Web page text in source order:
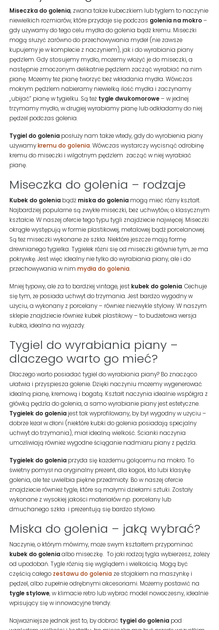
Miseczka do golenia, zwana także kubeczkiem lub tyglem to naczynie
niewielkich rozmiarów, które przydaje się podczas golenia na mokro–
gdy używamy do tego celu mydła do golenia bądź kremu. Miseczki
mogą służyć zarówno do przechowywania mydeł (nie zawsze
kupujemy je w komplecie z naczyniem), jak i do wyrabiania piany
pędzlem. Gdy stosujemy mydło, możemy włożyć je do miseczki, a
następnie zmoczonym delikatnie pędzlem zacząć wyrabiać na nim
pianę. Możemy też pianę tworzyć bez wkładania mydła. Wówczas
mokrym pędzlem nabieramy niewielką ilość mydła i zaczynamy
„ubijać” pianę w tygielku. Są też tygle dwukomorowe– w jednej
trzymamy mydło, w drugiej wyrabiamy pianę lub odkładamy do niej
pędzel podczas golenia.
Tygiel do golenia posłuży nam także wtedy, gdy do wyrobienia piany
używamykremu do golenia. Wówczas wystarczy wycisnąć odrobinę
kremu do miseczki i wilgotnym pędzlem zacząć w niej wyrabiać
pianę.
Miseczka do golenia – rodzaje
Kubek do golenia bądź miska do golenia mogą mieć różny kształt.
Najbardziej popularne są zwykłe miseczki, bez uchwytów, o klasycznym
kształcie. W naszej ofercie tego typu tygli znajdziecie najwięcej. Miseczki
okrągłe występują w formie plastikowej, metalowej bądź porcelanowej.
Są też miseczki wykonane ze szkła. Niektóre jeszcze mają formę
drewnianego tygielka. Tygielek różni się od miseczki głównie tym, że ma
pokrywkę. Jest więc idealny nie tylko do wyrabiania piany, ale i do
przechowywania w nim mydła do golenia.
Mniej typowy, ale za to bardziej vintage, jest kubek do golenia. Cechuje
się tym, że posiada uchwyt do trzymania. Jest bardzo wygodny w
użyciu, a wykonany z porcelany – również niezwykle stylowy. W naszym
sklepie znajdziecie również kubek plastikowy – to budżetowa wersja
kubka, idealna na wyjazdy.
Tygiel do wyrabiania piany –
dlaczego warto go mieć?
Dlaczego warto posiadać tygiel do wyrabiania piany? Bo znacząco
ułatwia i przyspiesza golenie. Dzięki naczyniu możemy wygenerować
idealną pianę, kremową i bogatą. Kształt naczynia idealnie współgra z
główką pędzla do golenia, a samo wyrabianie piany jest estetyczne.
Tygielek do golenia jest tak wyprofilowany, by był wygodny w użyciu –
dobrze leżał w dłoni (niektóre kubki do golenia posiadają specjalny
uchwyt do trzymania), miał idealną wielkość. Ścianki naczynia
umożliwiają również wygodne ściąganie nadmiaru piany z pędzla.
Tygielek do golenia przyda się każdemu golącemu na mokro. To
świetny pomysł na oryginalny prezent, dla kogoś, kto lubi klasykę
golenia, ale też uwielbia piękne przedmioty. Bo w naszej ofercie
znajdziecie również tygle, które są małymi dziełami sztuki. Zostały
wykonane z wysokiej jakości materiałów np. porcelany lub
dmuchanego szkła i prezentują się bardzo stylowo.
Miska do golenia – jaką wybrać?
Naczynie, o którym mówimy, może swym kształtem przypominać
kubek do goleniaalbo miseczkę. To jaki rodzaj tygla wybierzesz, zależy
od upodobań. Tygle różnią się wyglądem i wielkością. Mogą być
częścią całego zestawu do golenia ze stojakiem na maszynkę i
pędzel, albo zupełnie odrębnymi akcesoriami. Możemy postawić na
tygle stylowe, w klimacie retro lub wybrać model nowoczesny, idealnie
wpisujący się w innowacyjne trendy.
Najważniejsze jednak jest to, by dobrać tygiel do golenia pod